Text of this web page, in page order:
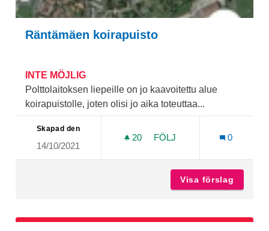
Räntämäen koirapuisto
INTE MÖJLIG
Polttolaitoksen liepeille on jo kaavoitettu alue
koirapuistolle, joten olisi jo aika toteuttaa...
Skapad den
14/10/2021
20 20 FÖLJARE
FÖLJ
0
Visa förslag